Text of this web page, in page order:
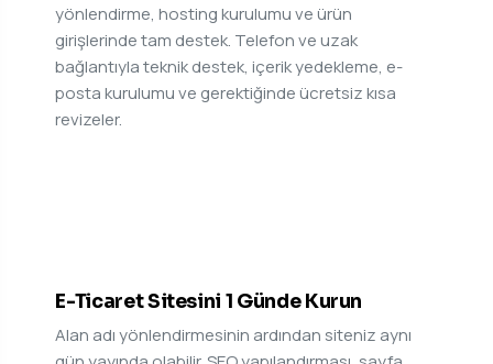
yönlendirme, hosting kurulumu ve ürün
girişlerinde tam destek. Telefon ve uzak
bağlantıyla teknik destek, içerik yedekleme, e-
posta kurulumu ve gerektiğinde ücretsiz kısa
revizeler.
E-Ticaret Sitesini 1 Günde Kurun
Alan adı yönlendirmesinin ardından siteniz aynı